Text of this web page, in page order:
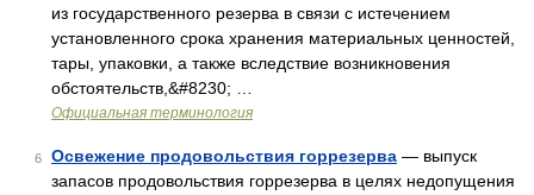
из государственного резерва в связи с истечением
установленного срока хранения материальных ценностей,
тары, упаковки, а также вследствие возникновения
обстоятельств,&#8230; …
Официальная терминология
6 Освежение продовольствия горрезерва — выпуск
запасов продовольствия горрезерва в целях недопущения